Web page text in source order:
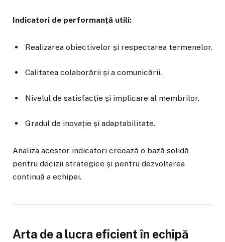
Indicatori de performanță utili:
Realizarea obiectivelor și respectarea termenelor.
Calitatea colaborării și a comunicării.
Nivelul de satisfacție și implicare al membrilor.
Gradul de inovație și adaptabilitate.
Analiza acestor indicatori creează o bază solidă
pentru decizii strategice și pentru dezvoltarea
continuă a echipei.
Arta de a lucra eficient în echipă